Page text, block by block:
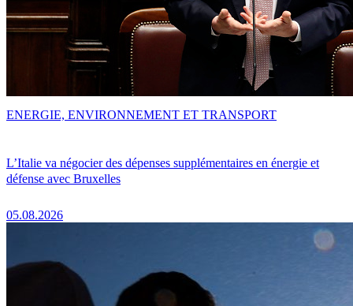
L’Italie va négocier des dépenses supplémentaires en énergie et
défense avec Bruxelles
05.08.2026
ENERGIE, ENVIRONNEMENT ET TRANSPORT